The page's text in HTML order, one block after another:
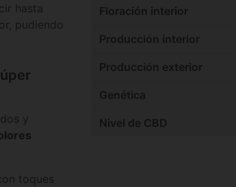
hasta
pudiendo
y
toques
Floración interior
Producción interior
Producción exterior
Genética
Nivel de CBD